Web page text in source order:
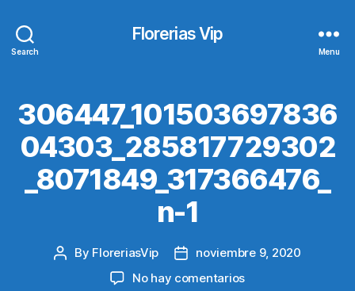
Search
Florerias Vip
Menu
306447_101503697836
04303_285817729302
_8071849_317366476_
n-1
Post
By FloreriasVip
Postnoviembre 9, 2020
No hay comentariosen